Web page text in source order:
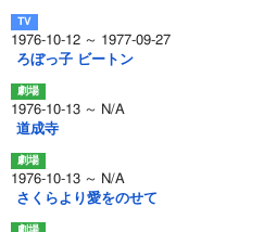
1976-10-12 ～ 1977-09-27
ろぼっ子 ビートン
1976-10-13 ～ N/A
道成寺
1976-10-13 ～ N/A
さくらより愛をのせて